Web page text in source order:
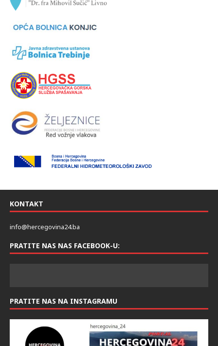
KONTAKT
PRATITE NAS NAS FACEBOOK-U:
PRATITE NAS NA INSTAGRAMU